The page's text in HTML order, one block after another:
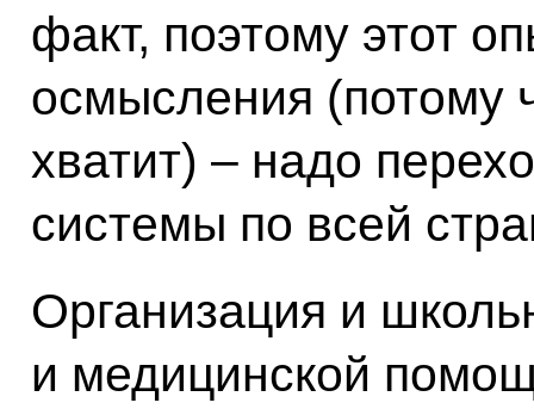
факт, поэтому этот
осмысления (потому
хватит) – надо
системы по всей
Организация и
и медицинской